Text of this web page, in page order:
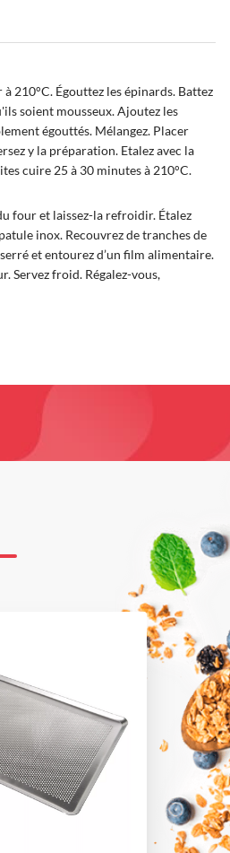
210°C. Égouttez les épinards. Battez
soient mousseux. Ajoutez les
égouttés. Mélangez. Placer
y la préparation. Etalez avec la
cuire 25 à 30 minutes à 210°C.
four et laissez-la refroidir. Étalez
inox. Recouvrez de tranches de
et entourez d’un film alimentaire.
Servez froid. Régalez-vous,